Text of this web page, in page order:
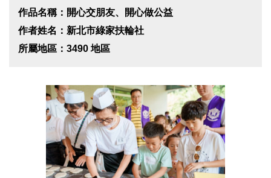
作品名稱：開心交朋友、開心做公益
作者姓名：新北市綠家扶輪社
所屬地區：3490 地區